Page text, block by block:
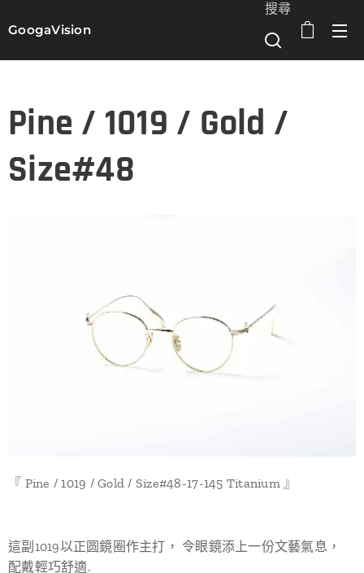
GoogaVision
搜尋
Pine / 1019 / Gold /
Size#48
『 Pine / 1019 / Gold / Size#48-17-145 Titanium 』
這副1019以正圆鏡圈作主打， 令眼鏡添上一份文藝氣息，
配戴輕巧舒適.